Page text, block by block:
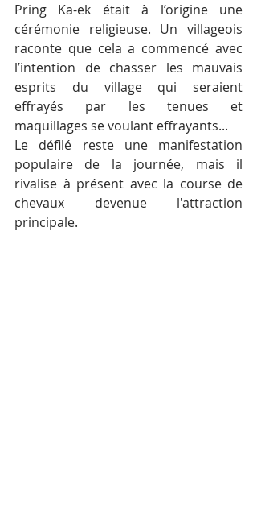
Pring Ka-ek était à l’origine une
cérémonie religieuse. Un villageois
raconte que cela a commencé avec
l’intention de chasser les mauvais
esprits du village qui seraient
effrayés par les tenues et
maquillages se voulant effrayants...
Le défilé reste une manifestation
populaire de la journée, mais il
rivalise à présent avec la course de
chevaux devenue l'attraction
principale.